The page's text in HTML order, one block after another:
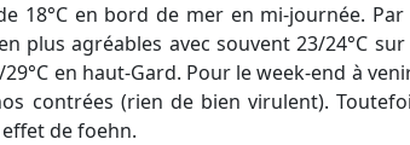
plus agréables avec souvent 23/24°C sur
en haut-Gard. Pour le week-end à
contrées (rien de bien virulent).
de foehn.